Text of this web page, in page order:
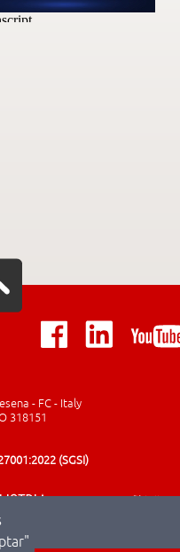
- FC - Italy
318151
(SGSI)